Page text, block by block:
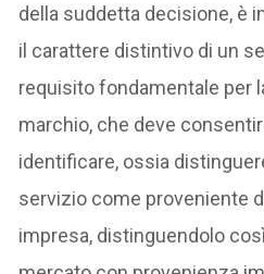
della suddetta decisione, è
il carattere distintivo di un
requisito fondamentale per
marchio, che deve
identificare, ossia
servizio come proveniente
impresa, distinguendolo